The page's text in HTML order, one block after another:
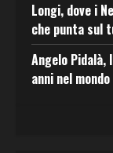
Longi, dove i
che punta sul
Angelo Pidalà,
anni nel